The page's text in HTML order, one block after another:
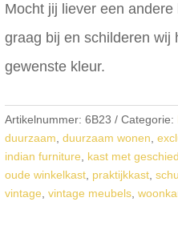
Mocht jij liever een
graag bij en schilderen wij
gewenste kleur.
Artikelnummer: 6B23 Categorie:
duurzaam duurzaam wonen
indian furniture
kast met
oude winkelkast, praktijkkast,
vintage vintage meubels,